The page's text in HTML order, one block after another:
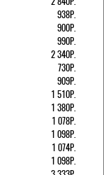
938Р.
900Р.
990Р.
2 340Р.
730Р.
909Р.
1 510Р.
1 380Р.
1 078Р.
1 098Р.
1 074Р.
1 098Р.